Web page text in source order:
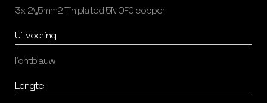
3x 2\,5mm2 Tin plated 5N OFC copper
Uitvoering
lichtblauw
Lengte